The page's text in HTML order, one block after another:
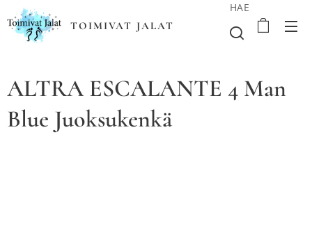
TOIMIVAT JALAT
HAE
ALTRA ESCALANTE 4 Man
Blue Juoksukenkä